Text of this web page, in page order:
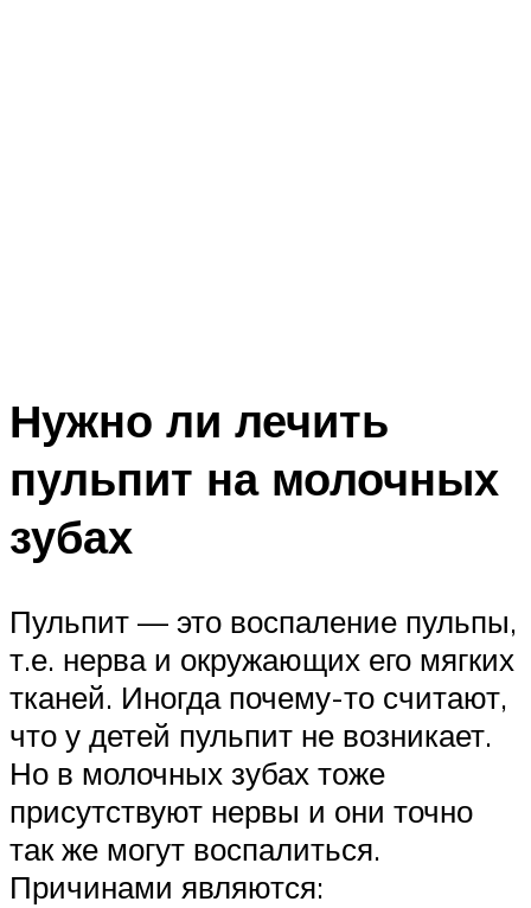
Нужно ли лечить
пульпит на молочных
зубах
Пульпит — это воспаление пульпы,
т.е. нерва и окружающих его мягких
тканей. Иногда почему-то считают,
что у детей пульпит не возникает.
Но в молочных зубах тоже
присутствуют нервы и они точно
так же могут воспалиться.
Причинами являются: